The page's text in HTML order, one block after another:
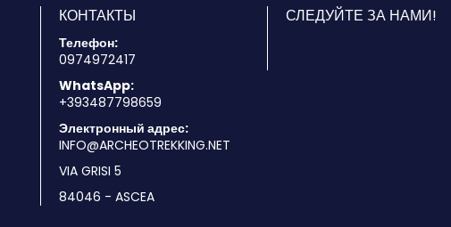
КОНТАКТЫ
Телефон:
0974972417
WhatsApp:
+393487798659
Электронный адрес:
INFO@ARCHEOTREKKING.NET
VIA GRISI 5
84046 - ASCEA
СЛЕДУЙТЕ ЗА НАМИ!